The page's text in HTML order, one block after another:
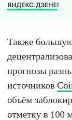
ЯНДЕКС.ДЗЕНЕ!
Также
прогнозы
источников
объём
отметку в 100